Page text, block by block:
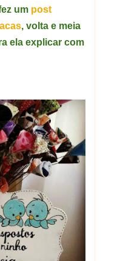
um post
, volta e meia
ela explicar com